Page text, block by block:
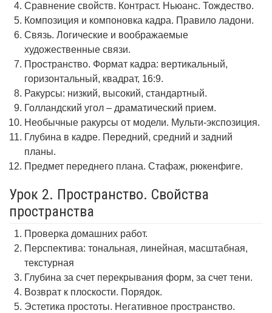
Сравнение свойств. Контраст. Ньюанс. Тождество.
Композиция и компоновка кадра. Правило ладони.
Связь. Логические и воображаемые
художественные связи.
Пространство. Формат кадра: вертикальный,
горизонтальный, квадрат, 16:9.
Ракурсы: низкий, высокий, стандартный.
Голландский угол – драматический прием.
Необычные ракурсы от модели. Мульти-экспозиция.
Глубина в кадре. Передний, средний и задний
планы.
Предмет переднего плана. Стафаж, рюкенфиге.
Урок 2. Пространство. Свойства
пространства
Проверка домашних работ.
Перспектива: тональная, линейная, масштабная,
текстурная
Глубина за счет перекрывания форм, за счет тени.
Возврат к плоскости. Порядок.
Эстетика простоты. Негативное пространство.